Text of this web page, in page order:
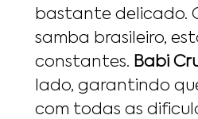
bastante delicado.
samba brasileiro,
constantes. Babi
lado, garantindo
com todas as